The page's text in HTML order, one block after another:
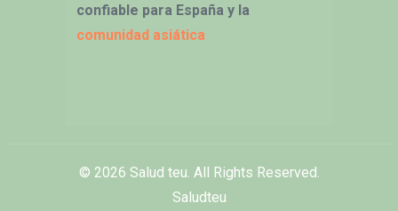
confiable para España y la
comunidad asiática
© 2026 Salud teu . All Rights Reserved.
Saludteu